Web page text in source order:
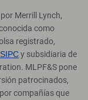
Merrill Lynch,
como
registrado,
y subsidiaria de
MLPF&S pone
patrocinados,
compañías que